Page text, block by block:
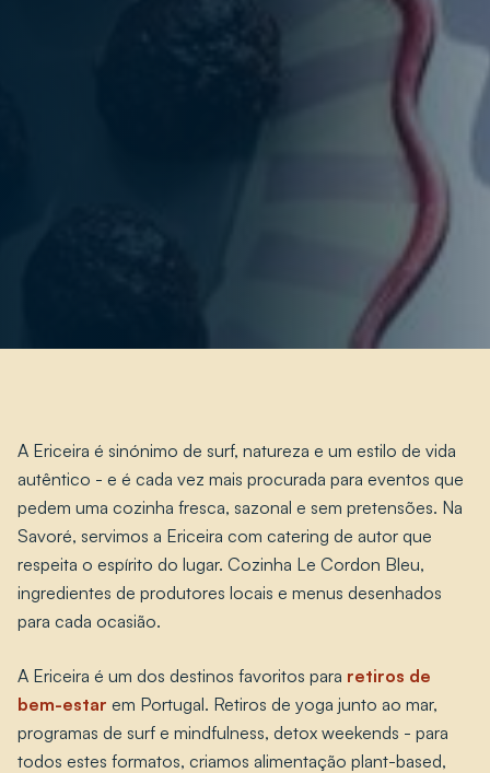
A Ericeira é sinónimo de surf, natureza e um estilo de vida
autêntico - e é cada vez mais procurada para eventos que
pedem uma cozinha fresca, sazonal e sem pretensões. Na
Savoré, servimos a Ericeira com catering de autor que
respeita o espírito do lugar. Cozinha Le Cordon Bleu,
ingredientes de produtores locais e menus desenhados
para cada ocasião.
A Ericeira é um dos destinos favoritos para retiros de
bem-estar em Portugal. Retiros de yoga junto ao mar,
programas de surf e mindfulness, detox weekends - para
todos estes formatos, criamos alimentação plant-based,